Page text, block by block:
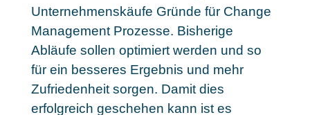
Unternehmenskäufe Gründe für Change
Management Prozesse. Bisherige
Abläufe sollen optimiert werden und so
für ein besseres Ergebnis und mehr
Zufriedenheit sorgen. Damit dies
erfolgreich geschehen kann ist es